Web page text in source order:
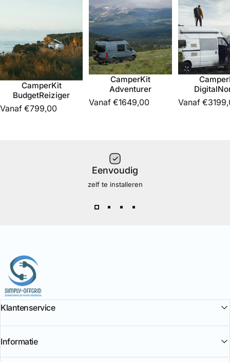
CamperKit
BudgetReiziger
Vanaf €799,00
CamperKit
Adventurer
Vanaf €1649,00 Vanaf
Eenvoudig
zelf te installeren
Simply Offgrid
Klantenservice
Informatie